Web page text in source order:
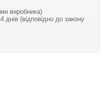
виробника)
днів (відповідно до закону